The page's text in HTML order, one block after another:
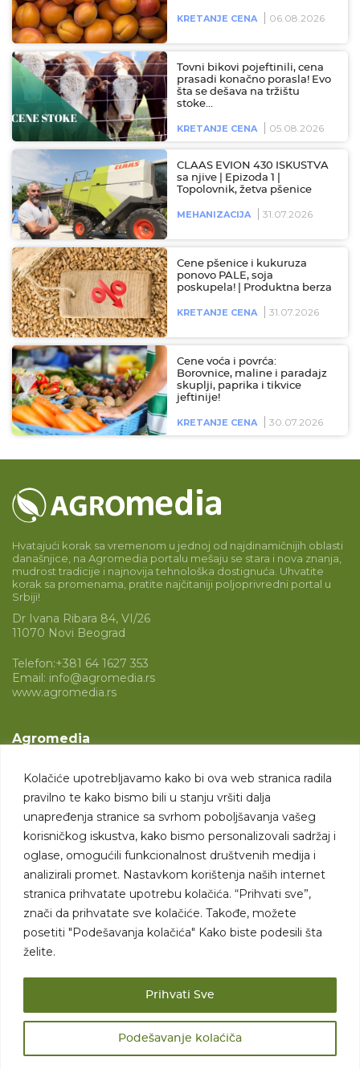
Kolačiće upotrebljavamo kako bi ova web stranica radila
pravilno te kako bismo bili u stanju vršiti dalja
unapređenja stranice sa svrhom poboljšavanja vašeg
korisničkog iskustva, kako bismo personalizovali sadržaj i
oglase, omogućili funkcionalnost društvenih medija i
analizirali promet. Nastavkom korištenja naših internet
stranica prihvatate upotrebu kolačića. “Prihvati sve”,
znači da prihvatate sve kolačiće. Takođe, možete
posetiti "Podešavanja kolačića" Kako biste podesili šta
želite.
Podešavanje kolaćiča
Prihvati Sve
KRETANJE CENA 06.08.2026
Tovni bikovi pojeftinili, cena
prasadi konačno porasla! Evo
šta se dešava na tržištu
stoke…
KRETANJE CENA 05.08.2026
CLAAS EVION 430 ISKUSTVA
sa njive | Epizoda 1 |
Topolovnik, žetva pšenice
MEHANIZACIJA 31.07.2026
Cene pšenice i kukuruza
ponovo PALE, soja
poskupela! | Produktna berza
KRETANJE CENA 31.07.2026
Cene voća i povrća:
Borovnice, maline i paradajz
skuplji, paprika i tikvice
jeftinije!
KRETANJE CENA 30.07.2026
Hvatajući korak sa vremenom u jednoj od najdinamičnijih oblasti
današnjice, na Agromedia portalu mešaju se stara i nova znanja,
mudrost tradicije i najnovija tehnološka dostignuća. Uhvatite
korak sa promenama, pratite najčitaniji poljoprivredni portal u
Srbiji!
Dr Ivana Ribara 84, VI/26
11070 Novi Beograd
Telefon:+381 64 1627 353
Email: info@agromedia.rs
www.agromedia.rs
Agromedia
Svet poljoprivrede
Marketing usluge
Tražimo saradnike
Kontakt
Kontakt
Sva prava zadržana. 2007 - 2026. © Agromedia d.o.o.
Uslovi korišćenja
Politika privatnosti Uslovi korišćenja i kupovine